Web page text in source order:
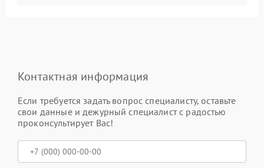
Контактная информация
Если требуется задать вопрос специалисту, оставьте
свои данные и дежурный специалист с радостью
проконсультирует Вас!